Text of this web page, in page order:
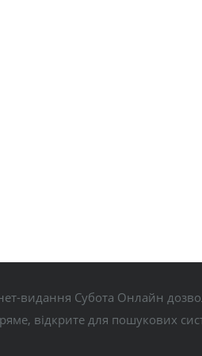
видання Субота Онлайн
відкрите для пошукових